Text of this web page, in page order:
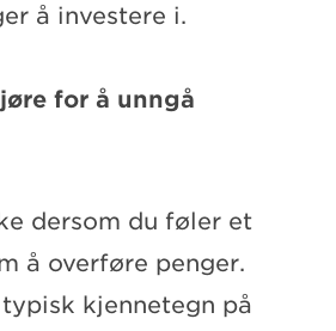
å investere i.
for å unngå
dersom du føler et
å overføre penger.
kjennetegn på